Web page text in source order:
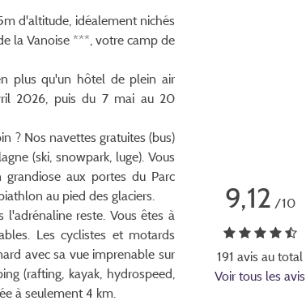
d'altitude, idéalement nichés
la Vanoise ***, votre camp de
plus qu'un hôtel de plein air
2026, puis du 7 mai au 20
? Nos navettes gratuites (bus)
(ski, snowpark, luge). Vous
aux portes du Parc
au pied des glaciers.
l'adrénaline reste. Vous êtes à
Les cyclistes et motards
avec sa vue imprenable sur
(rafting, kayak, hydrospeed,
à seulement 4 km.
9,12 /10
191 avis au total
Voir tous les avis